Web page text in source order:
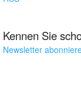
Kennen Sie
Newsletter